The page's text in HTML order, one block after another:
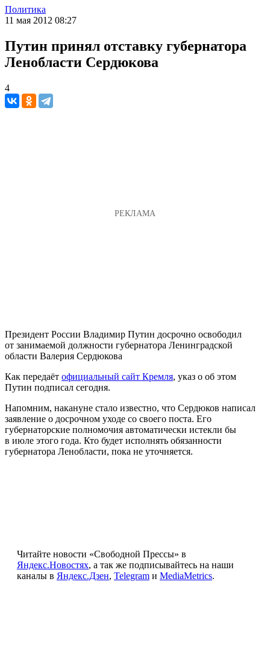
Политика
11 мая 2012 08:27
Путин принял отставку губернатора
Ленобласти Сердюкова
4
Президент России Владимир Путин досрочно освободил
от занимаемой должности губернатора Ленинградской
области Валерия Сердюкова
Как передаёт официальный сайт Кремля, указ о об этом
Путин подписал сегодня.
Напомним, накануне стало известно, что Сердюков написал
заявление о досрочном уходе со своего поста. Его
губернаторские полномочия автоматически истекли бы
в июле этого года. Кто будет исполнять обязанности
губернатора Ленобласти, пока не уточняется.
Читайте новости «Свободной Прессы» в
Яндекс.Новостях, а так же подписывайтесь на наши
каналы в Яндекс.Дзен, Telegram и MediaMetrics.